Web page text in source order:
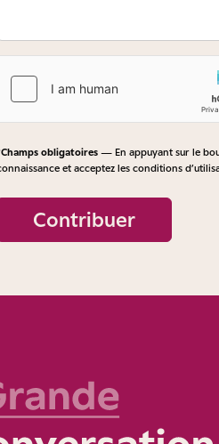
obligatoires — En appuyant sur le
et acceptez les conditions
Contribuer